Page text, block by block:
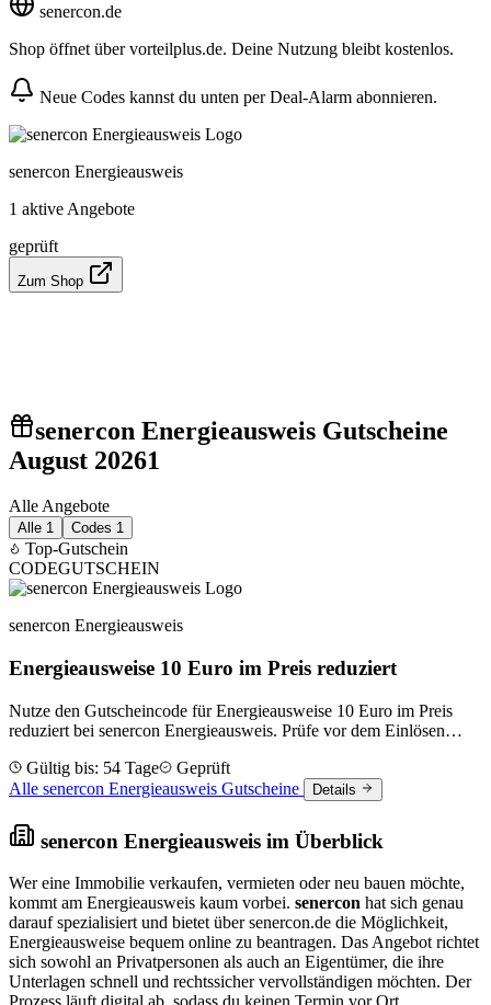
senercon.de
Shop öffnet über vorteilplus.de. Deine Nutzung bleibt kostenlos.
Neue Codes kannst du unten per Deal-Alarm abonnieren.
senercon Energieausweis
1 aktive Angebote
geprüft
Zum Shop
senercon Energieausweis Gutscheine
August 20261
Alle Angebote
Alle 1 Codes 1
Top-Gutschein
CODEGUTSCHEIN
senercon Energieausweis
Energieausweise 10 Euro im Preis reduziert
Nutze den Gutscheincode für Energieausweise 10 Euro im Preis
reduziert bei senercon Energieausweis. Prüfe vor dem Einlösen
Gültig bis: 54 Tage
Geprüft
Alle senercon Energieausweis Gutscheine
Details
senercon Energieausweis im Überblick
Wer eine Immobilie verkaufen, vermieten oder neu bauen möchte,
kommt am Energieausweis kaum vorbei. senercon hat sich genau
darauf spezialisiert und bietet über senercon.de die Möglichkeit,
Energieausweise bequem online zu beantragen. Das Angebot richtet
sich sowohl an Privatpersonen als auch an Eigentümer, die ihre
Unterlagen schnell und rechtssicher vervollständigen möchten. Der